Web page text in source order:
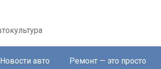
Новости авто Ремонт — это просто